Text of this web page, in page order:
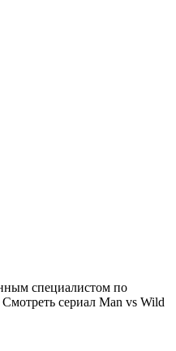
специалистом по
сериал Man vs Wild